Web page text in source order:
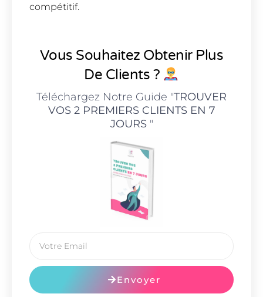
compétitif.
Vous Souhaitez Obtenir Plus
De Clients ?
Téléchargez Notre Guide "TROUVER
VOS 2 PREMIERS CLIENTS EN 7
JOURS"
Envoyer